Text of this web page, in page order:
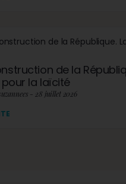
de la
la laïcité
par lectures.suzannees - 28 juillet 2026